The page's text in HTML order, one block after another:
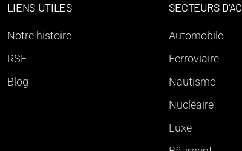
LIENS UTILES
Notre histoire
RSE
Blog
SECTEURS
Automobile
Ferroviaire
Nautisme
Nucléaire
Luxe